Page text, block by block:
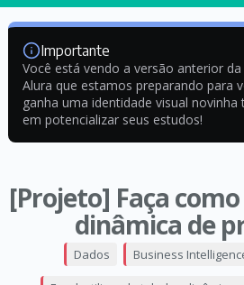
Importante
Você está vendo a versão anterior
Alura que estamos preparando para
ganha uma identidade visual
em potencializar seus estudos!
[Projeto] Faça
dinâmica de
Dados Business